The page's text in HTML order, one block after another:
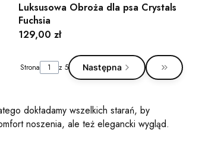
Luksusowa Obroża dla psa Crystals
Fuchsia
Cena
129,00 zł
Strona z 5 Następna Przejdź do
dokładamy wszelkich starań, by
noszenia, ale też elegancki wygląd.